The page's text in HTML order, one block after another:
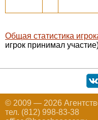
Общая статистика
игрок принимал
© 2009 — 2026
тел. (812) 998-83-38